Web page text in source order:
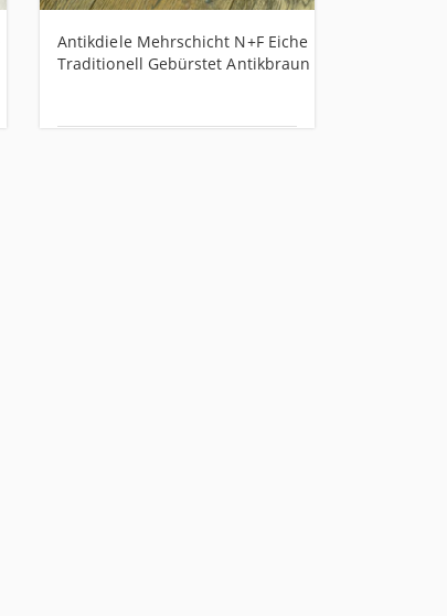
Antikdiele Mehrschicht N+F Eiche
Traditionell Gebürstet Antikbraun